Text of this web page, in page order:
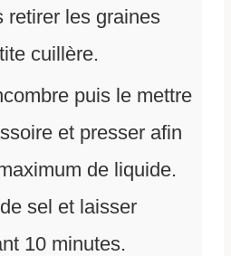
retirer les graines
cuillère.
puis le mettre
et presser afin
de liquide.
sel et laisser
10 minutes.